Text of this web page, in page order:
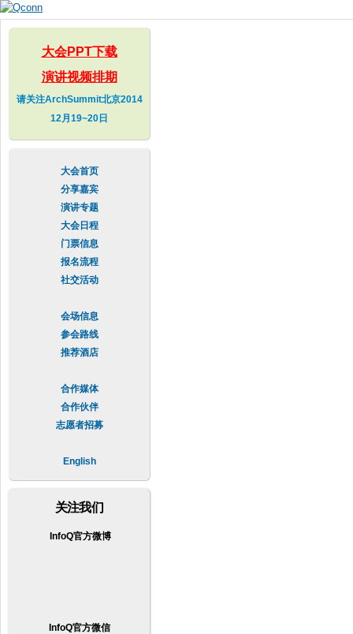
main
大会PPT下载
演讲视频排期
请关注ArchSummit北京2014
12月19~20日
大会首页
分享嘉宾
演讲专题
大会日程
门票信息
报名流程
社交活动
会场信息
参会路线
推荐酒店
合作媒体
合作伙伴
志愿者招募
English
关注我们
InfoQ官方微博
InfoQ官方微信